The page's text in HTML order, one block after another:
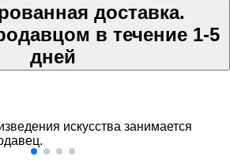
доставка.
в течение 1-5
дней
искусства занимается